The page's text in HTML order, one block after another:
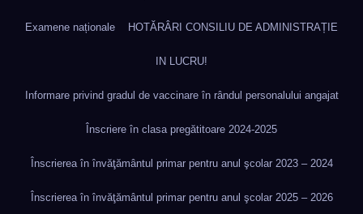
Examene naționale HOTĂRÂRI CONSILIU DE ADMINISTRAȚIE
IN LUCRU!
Informare privind gradul de vaccinare în rândul personalului angajat
Înscriere în clasa pregătitoare 2024-2025
Înscrierea în învăţământul primar pentru anul şcolar 2023 – 2024
Înscrierea în învăţământul primar pentru anul şcolar 2025 – 2026